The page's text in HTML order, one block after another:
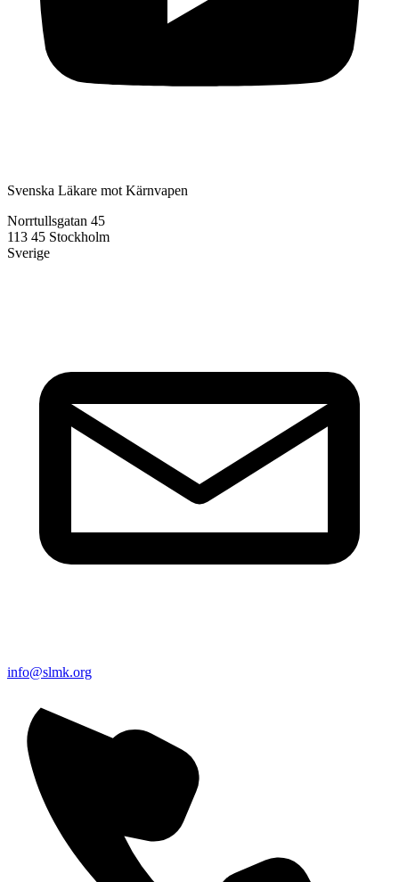
Svenska Läkare mot Kärnvapen
Norrtullsgatan 45
113 45 Stockholm
Sverige
info@slmk.org